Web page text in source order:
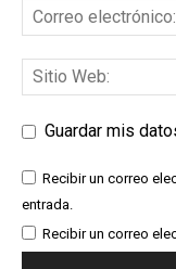
Guardar mis
Recibir un correo
entrada.
Recibir un correo